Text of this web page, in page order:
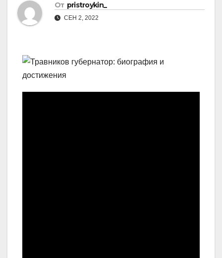
От pristroykin_
СЕН 2, 2022